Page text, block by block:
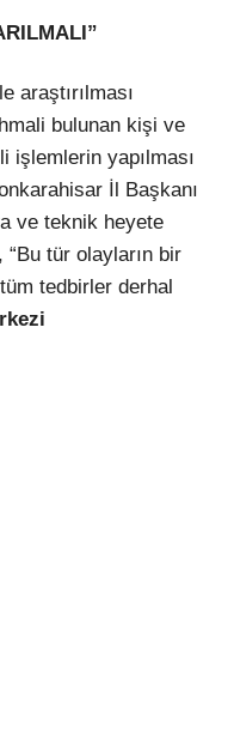
araştırılması
bulunan kişi ve
işlemlerin yapılması
İl Başkanı
ve teknik heyete
tür olayların bir
tedbirler derhal